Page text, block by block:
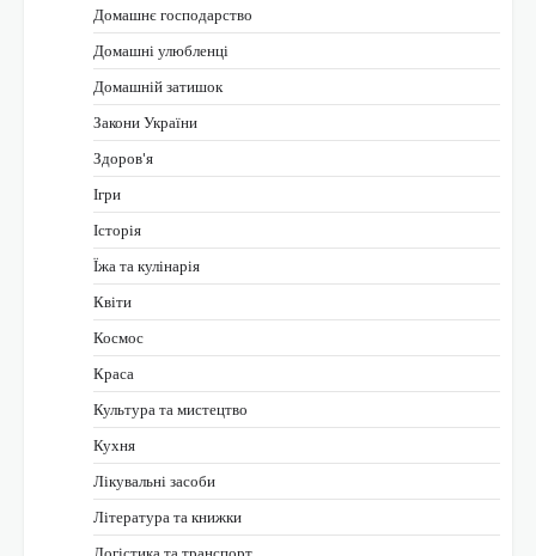
Домашнє господарство
Домашні улюбленці
Домашній затишок
Закони України
Здоров'я
Ігри
Історія
Їжа та кулінарія
Квіти
Космос
Краса
Культура та мистецтво
Кухня
Лікувальні засоби
Література та книжки